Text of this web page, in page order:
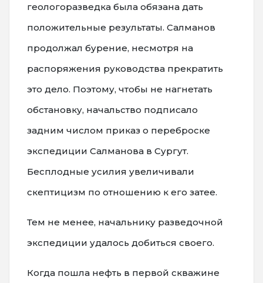
геологоразведка была обязана дать
положительные результаты. Салманов
продолжал бурение, несмотря на
распоряжения руководства прекратить
это дело. Поэтому, чтобы не нагнетать
обстановку, начальство подписало
задним числом приказ о переброске
экспедиции Салманова в Сургут.
Бесплодные усилия увеличивали
скептицизм по отношению к его затее.
Тем не менее, начальнику разведочной
экспедиции удалось добиться своего.
Когда пошла нефть в первой скважине